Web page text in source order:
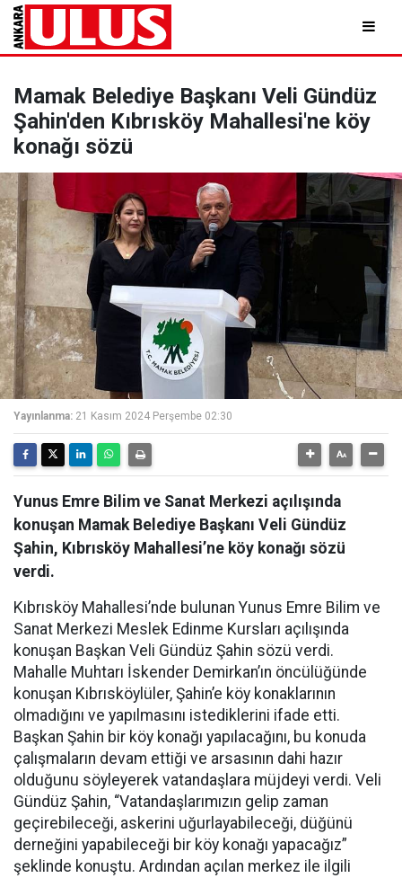
Mamak Belediye Başkanı Veli Gündüz
Şahin'den Kıbrısköy Mahallesi'ne köy
konağı sözü
Yayınlanma: 21 Kasım 2024 Perşembe 02:30
Yunus Emre Bilim ve Sanat Merkezi açılışında
konuşan Mamak Belediye Başkanı Veli Gündüz
Şahin, Kıbrısköy Mahallesi’ne köy konağı sözü
verdi.
Kıbrısköy Mahallesi’nde bulunan Yunus Emre Bilim ve
Sanat Merkezi Meslek Edinme Kursları açılışında
konuşan Başkan Veli Gündüz Şahin sözü verdi.
Mahalle Muhtarı İskender Demirkan’ın öncülüğünde
konuşan Kıbrısköylüler, Şahin’e köy konaklarının
olmadığını ve yapılmasını istediklerini ifade etti.
Başkan Şahin bir köy konağı yapılacağını, bu konuda
çalışmaların devam ettiği ve arsasının dahi hazır
olduğunu söyleyerek vatandaşlara müjdeyi verdi. Veli
Gündüz Şahin, “Vatandaşlarımızın gelip zaman
geçirebileceği, askerini uğurlayabileceği, düğünü
derneğini yapabileceği bir köy konağı yapacağız”
şeklinde konuştu. Ardından açılan merkez ile ilgili